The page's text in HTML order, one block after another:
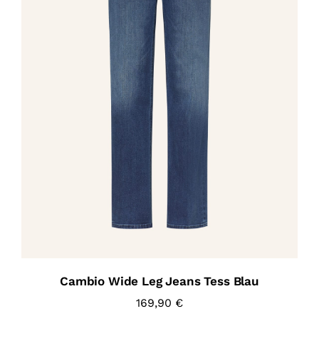
Cambio Wide Leg Jeans Tess Blau
169,90 €